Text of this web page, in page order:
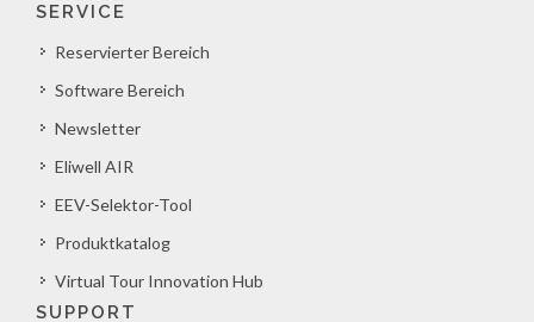
SERVICE
Reservierter Bereich
Software Bereich
Newsletter
Eliwell AIR
EEV-Selektor-Tool
Produktkatalog
Virtual Tour Innovation Hub
SUPPORT